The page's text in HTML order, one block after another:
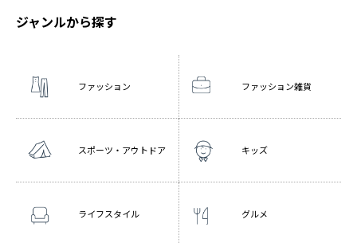
ジャンルから探す
ファッション ファッション雑貨
スポーツ・アウトドア キッズ
ライフスタイル グルメ